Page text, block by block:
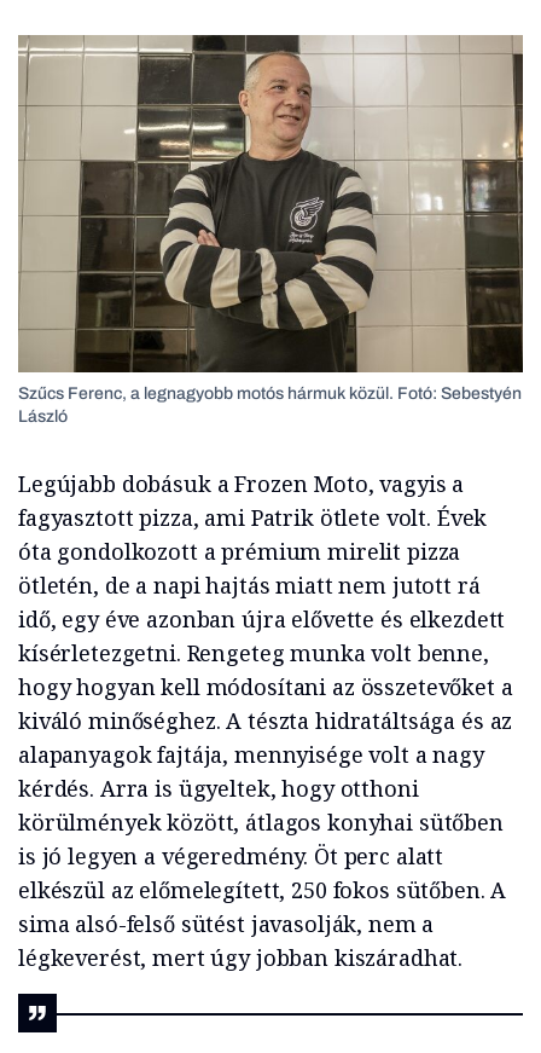
Szűcs Ferenc, a legnagyobb motós hármuk közül. Fotó: Sebestyén
László
Legújabb dobásuk a Frozen Moto, vagyis a
fagyasztott pizza, ami Patrik ötlete volt. Évek
óta gondolkozott a prémium mirelit pizza
ötletén, de a napi hajtás miatt nem jutott rá
idő, egy éve azonban újra elővette és elkezdett
kísérletezgetni. Rengeteg munka volt benne,
hogy hogyan kell módosítani az összetevőket a
kiváló minőséghez. A tészta hidratáltsága és az
alapanyagok fajtája, mennyisége volt a nagy
kérdés. Arra is ügyeltek, hogy otthoni
körülmények között, átlagos konyhai sütőben
is jó legyen a végeredmény. Öt perc alatt
elkészül az előmelegített, 250 fokos sütőben. A
sima alsó-felső sütést javasolják, nem a
légkeverést, mert úgy jobban kiszáradhat.